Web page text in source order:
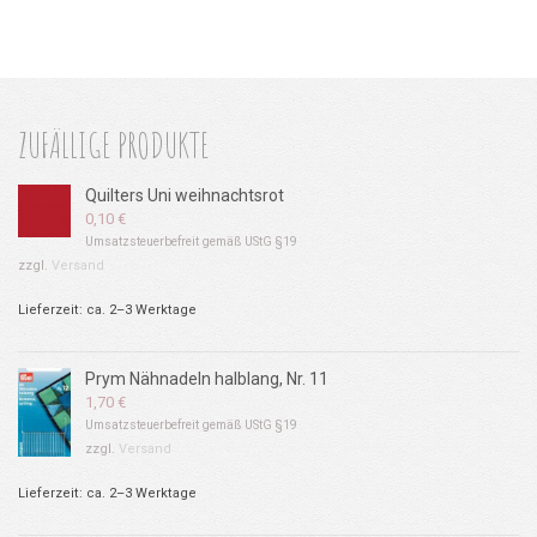
ZUFÄLLIGE PRODUKTE
Quilters Uni weihnachtsrot
0,10 €
Umsatzsteuerbefreit gemäß UStG §19
zzgl. Versand
Lieferzeit: ca. 2–3 Werktage
Prym Nähnadeln halblang, Nr. 11
1,70 €
Umsatzsteuerbefreit gemäß UStG §19
zzgl. Versand
Lieferzeit: ca. 2–3 Werktage